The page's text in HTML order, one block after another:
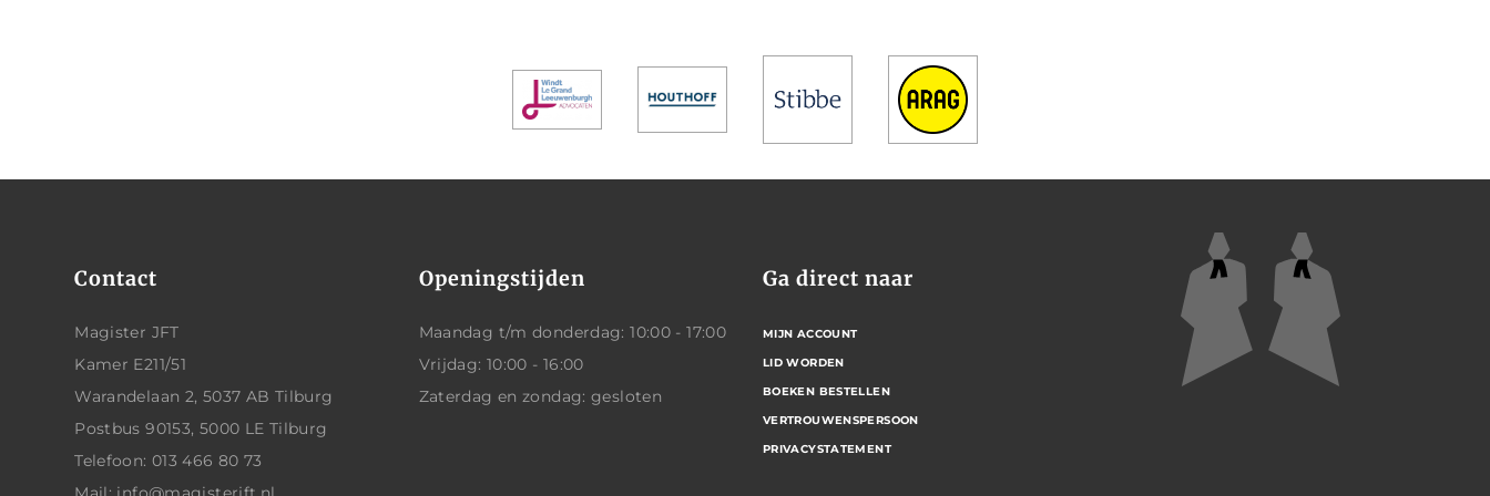
Contact
Magister JFT
Kamer E211/51
Warandelaan 2, 5037 AB Tilburg
Postbus 90153, 5000 LE Tilburg
Telefoon: 013 466 80 73
Openingstijden
Maandag t/m donderdag: 10:00 - 17:00
Vrijdag: 10:00 - 16:00
Zaterdag en zondag: gesloten
Ga direct naar
MIJN ACCOUNT
LID WORDEN
BOEKEN BESTELLEN
VERTROUWENSPERSOON
PRIVACYSTATEMENT